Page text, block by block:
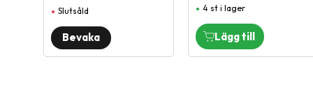
Slutsåld 4 st i lager